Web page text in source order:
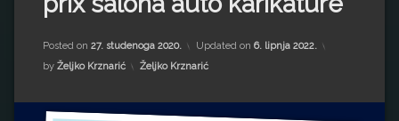
Impressum
Milenko Strižak
Drugi autori
Drugi autori
Posted on 27. studenoga 2020. Updated on 6. lipnja 2022.
by Željko Krznarić Kategorije:
Željko Krznarić